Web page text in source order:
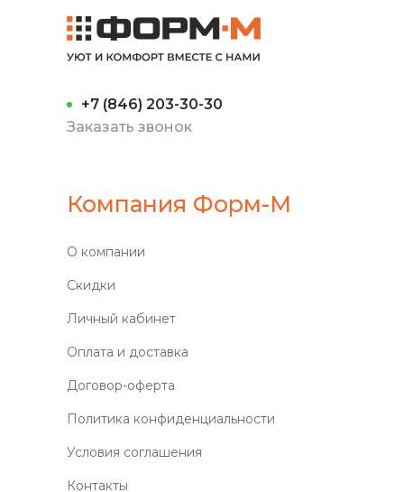
+7 (846) 203-30-30
Заказать звонок
Компания Форм-М
О компании
Скидки
Личный кабинет
Оплата и доставка
Договор-оферта
Политика конфиденциальности
Условия соглашения
Контакты